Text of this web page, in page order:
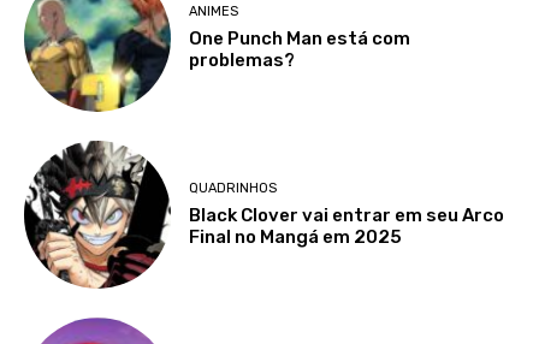
ANIMES
One Punch Man está com
problemas?
QUADRINHOS
Black Clover vai entrar em seu Arco
Final no Mangá em 2025